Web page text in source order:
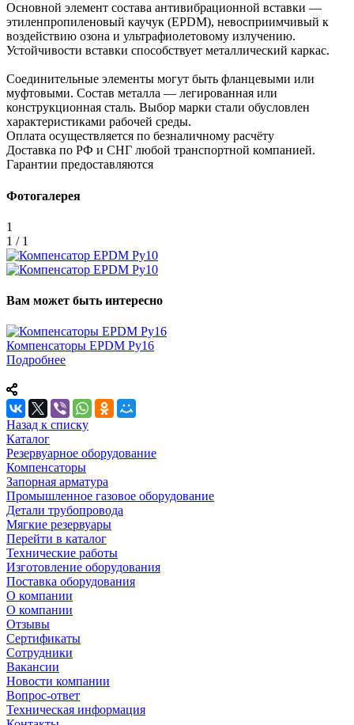
Основной элемент состава антивибрационной вставки —
этиленпропиленовый каучук (EPDM), невосприимчивый к
воздействию озона и ультрафиолетовому излучению.
Устойчивости вставки способствует металлический каркас.
Соединительные элементы могут быть фланцевыми или
муфтовыми. Состав металла — легированная или
конструкционная сталь. Выбор марки стали обусловлен
характеристиками рабочей среды.
Оплата осуществляется по безналичному расчёту
Доставка по РФ и СНГ любой транспортной компанией.
Гарантии предоставляются
Фотогалерея
1
1 / 1
Вам может быть интересно
Компенсаторы EPDM Ру16
Подробнее
Назад к списку
Каталог
Резервуарное оборудование
Компенсаторы
Запорная арматура
Промышленное газовое оборудование
Детали трубопровода
Мягкие резервуары
Перейти в каталог
Технические работы
Изготовление оборудования
Поставка оборудования
О компании
О компании
Отзывы
Сертификаты
Сотрудники
Вакансии
Новости компании
Вопрос-ответ
Техническая информация